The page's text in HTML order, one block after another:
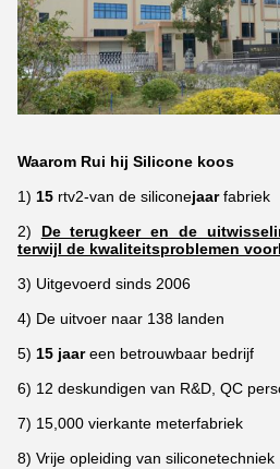
Waarom Rui hij Silicone koos
1) 15 rtv2-van de siliconejaarfabriek
2) De terugkeer en de
terwijl de kwaliteitsproblemen
3) Uitgevoerd sinds 2006
4) De uitvoer naar 138 landen
5) 15 jaareen betrouwbaar bedrijf
6) 12 deskundigen van R&D, QC
7) 15,000 vierkante meterfabriek
8) Vrije opleiding van siliconetechniek